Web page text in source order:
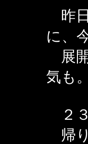
昨
に、
展
気も。
２
帰